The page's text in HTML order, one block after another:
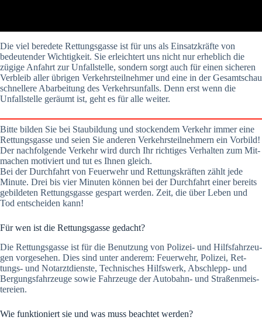
Die viel bere­de­te Ret­tungs­gas­se ist für uns als Ein­satz­kräf­te von
bedeu­ten­der Wich­tig­keit. Sie erleich­tert uns nicht nur erheb­lich die
zügi­ge Anfahrt zur Unfall­stel­le, son­dern sorgt auch für einen siche­ren
Ver­bleib aller übri­gen Ver­kehrs­teil­neh­mer und eine in der Gesamt­schau
schnel­le­re Abar­bei­tung des Ver­kehrs­un­falls. Denn erst wenn die
Unfall­stel­le geräumt ist, geht es für alle wei­ter.
Bit­te bil­den Sie bei Stau­bil­dung und sto­cken­dem Ver­kehr immer eine
Ret­tungs­gas­se und sei­en Sie ande­ren Ver­kehrs­teil­neh­mern ein Vor­bild!
Der nach­fol­gen­de Ver­kehr wird durch Ihr rich­ti­ges Ver­hal­ten zum Mit­
ma­chen moti­viert und tut es Ihnen gleich.
Bei der Durch­fahrt von Feu­er­wehr und Ret­tungs­kräf­ten zählt jede
Minu­te. Drei bis vier Minu­ten kön­nen bei der Durch­fahrt einer bereits
gebil­de­ten Ret­tungs­gas­se gespart wer­den. Zeit, die über Leben und
Tod ent­schei­den kann!
Für wen ist die Ret­tungs­gas­se gedacht?
Die Ret­tungs­gas­se ist für die Benut­zung von Poli­zei- und Hilfs­fahr­zeu­
gen vor­ge­se­hen. Dies sind unter ande­rem: Feu­er­wehr, Poli­zei, Ret­
tungs- und Not­arzt­diens­te, Tech­ni­sches Hilfs­werk, Abschlepp- und
Ber­gungs­fahr­zeu­ge sowie Fahr­zeu­ge der Auto­bahn- und Stra­ßen­meis­
te­rei­en.
Wie funk­tio­niert sie und was muss beach­tet wer­den?